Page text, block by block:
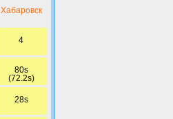
Хабаровск
4
80s
(72.2s)
28s